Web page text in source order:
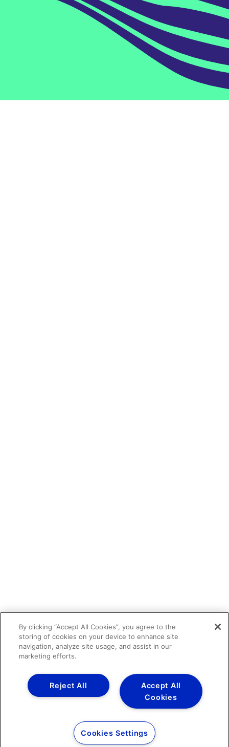
By clicking “Accept All Cookies”, you agree to the
storing of cookies on your device to enhance site
navigation, analyze site usage, and assist in our
marketing efforts.
Accept All
Cookies
Reject All
Cookies Settings